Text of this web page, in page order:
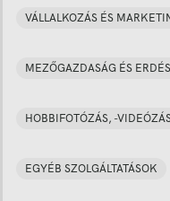
VÁLLALKOZÁS ÉS
MEZŐGAZDASÁG ÉS
HOBBIFOTÓZÁS, -
EGYÉB SZOLGÁLTATÁSOK